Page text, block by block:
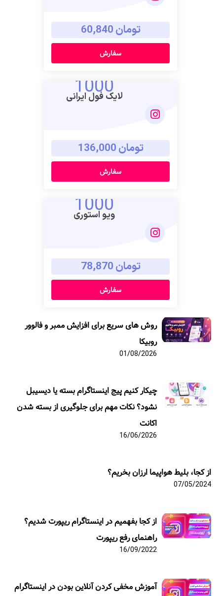
تومان 60,840
سفارش
1000
لایک فول ایرانی
تومان 136,000
سفارش
1000
ویو استوری
تومان 78,870
سفارش
روش های سریع برای افزایش ممبر و فالوور
روبیکا
01/08/2026
چیکار کنیم پیج اینستاگرام بسته یا دیسیبل
نشود؟ نکات مهم برای جلوگیری از بسته شدن
اکانت
16/06/2026
از کجا، بلیط هواپیما ارزان بخریم؟
07/05/2024
از کجا بفهمیم در اینستاگرام ریپورت شدیم؟
راهنمای رفع ریپورت
16/09/2022
آموزش مخفی کردن آنلاین بودن در اینستاگرام